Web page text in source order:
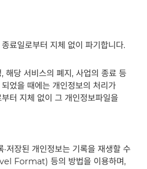
료일로부터 지체 없이 파기합니다.
해당 서비스의 폐지, 사업의 종료 등
었을 때에는 개인정보의 처리가
터 지체 없이 그 개인정보파일을
저장된 개인정보는 기록을 재생할 수
Format) 등의 방법을 이용하며,